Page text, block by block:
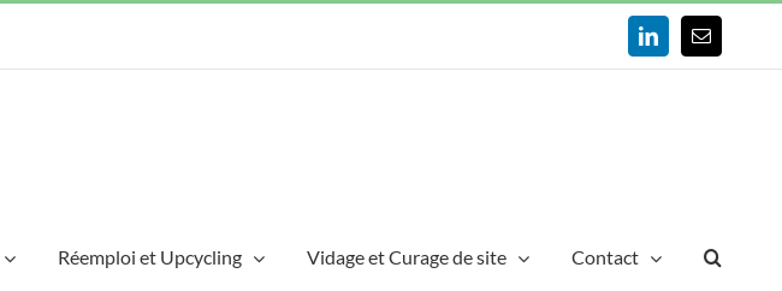
LinkedInEmail
Réemploi et Upcycling Vidage et Curage de site Contact